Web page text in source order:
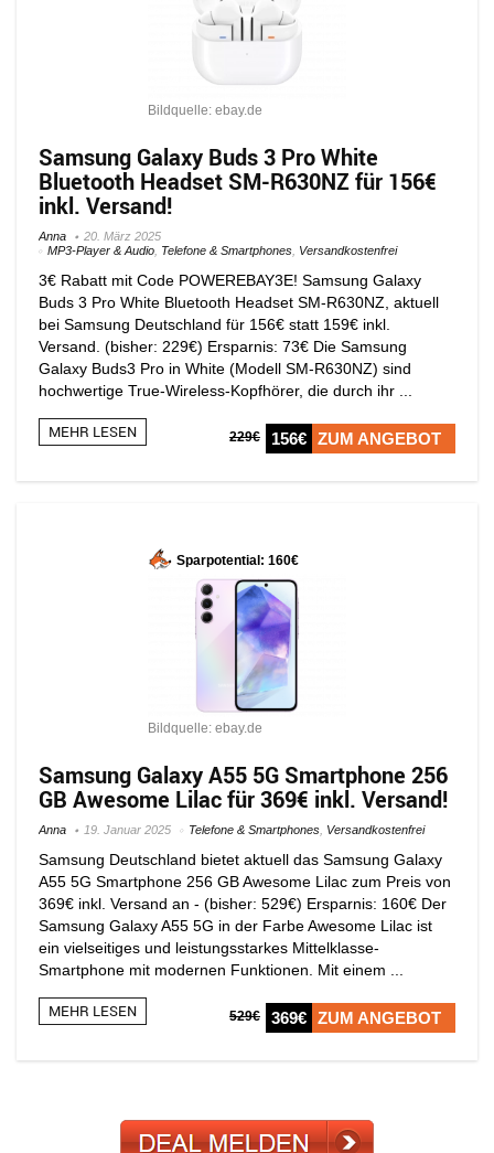
Bildquelle: ebay.de
Samsung Galaxy Buds 3 Pro White
Bluetooth Headset SM-R630NZ für 156€
inkl. Versand!
Anna
20. März 2025
MP3-Player & Audio Telefone & Smartphones Versandkostenfrei
3€ Rabatt mit Code POWEREBAY3E! Samsung Galaxy
Buds 3 Pro White Bluetooth Headset SM-R630NZ, aktuell
bei Samsung Deutschland für 156€ statt 159€ inkl.
Versand. (bisher: 229€) Ersparnis: 73€ Die Samsung
Galaxy Buds3 Pro in White (Modell SM-R630NZ) sind
hochwertige True-Wireless-Kopfhörer, die durch ihr ...
MEHR LESEN 229€ 156€ ZUM ANGEBOT
Sparpotential: 160€
Bildquelle: ebay.de
Samsung Galaxy A55 5G Smartphone 256
GB Awesome Lilac für 369€ inkl. Versand!
Anna 19. Januar 2025 Telefone & Smartphones Versandkostenfrei
Samsung Deutschland bietet aktuell das Samsung Galaxy
A55 5G Smartphone 256 GB Awesome Lilac zum Preis von
369€ inkl. Versand an - (bisher: 529€) Ersparnis: 160€ Der
Samsung Galaxy A55 5G in der Farbe Awesome Lilac ist
ein vielseitiges und leistungsstarkes Mittelklasse-
Smartphone mit modernen Funktionen. Mit einem ...
MEHR LESEN 529€ 369€ ZUM ANGEBOT